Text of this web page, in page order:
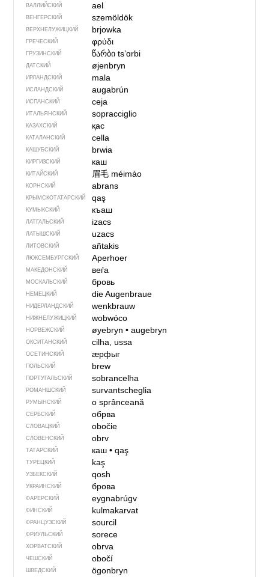
ВАЛЛИЙСКИЙ ael
ВЕНГЕРСКИЙ szemöldök
ВЕРХНЕЛУЖИЦКИЙ brjowka
ГРЕЧЕСКИЙ φρύδι
ГРУЗИНСКИЙ წარბიtsʼɑrbi
ДАТСКИЙ øjenbryn
ИРЛАНДСКИЙ mala
ИСЛАНДСКИЙ augabrún
ИСПАНСКИЙ ceja
ИТАЛЬЯНСКИЙ sopracciglio
КАЗАХСКИЙ қас
КАТАЛАНСКИЙ cella
КАШУБСКИЙ brwia
КИРГИЗСКИЙ каш
КИТАЙСКИЙ 眉毛 méimáo
КОРНСКИЙ abrans
КРЫМСКО­ТАТАРСКИЙ qaş
КУМЫКСКИЙ къаш
ЛАТГАЛЬСКИЙ izacs
ЛАТЫШСКИЙ uzacs
ЛИТОВСКИЙ añtakis
ЛЮКСЕМБУРГСКИЙ Aperhoer
МАКЕДОНСКИЙ веѓа
МОСКАЛЬСКИЙ бровь
НЕМЕЦКИЙ die Augenbraue
НИДЕРЛАНДСКИЙ wenkbrauw
НИЖНЕЛУЖИЦКИЙ wobwóco
НОРВЕЖСКИЙ øyebryn• augebryn
ОКСИТАНСКИЙ cilha, ussa
ОСЕТИНСКИЙ ӕрфыг
ПОЛЬСКИЙ brew
ПОРТУГАЛЬСКИЙ sobrancelha
РОМАНШСКИЙ survantscheglia
РУМЫНСКИЙ o sprânceană
СЕРБСКИЙ обрва
СЛОВАЦКИЙ obočie
СЛОВЕНСКИЙ obrv
ТАТАРСКИЙ каш• qaş
ТУРЕЦКИЙ kaş
УЗБЕКСКИЙ qosh
УКРАИНСКИЙ брова
ФАРЕРСКИЙ eygnabrúgv
ФИНСКИЙ kulmakarvat
ФРАНЦУЗСКИЙ sourcil
ФРИУЛЬСКИЙ sorece
ХОРВАТСКИЙ obrva
ЧЕШСКИЙ obočí
ШВЕДСКИЙ ögonbryn